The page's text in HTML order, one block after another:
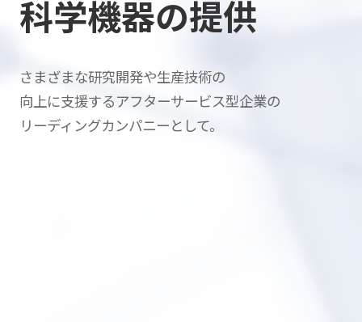
科学機器の提供
さまざまな研究開発や生産技術の
向上に支援するアフターサービス型企業の
リーディングカンパニーとして。